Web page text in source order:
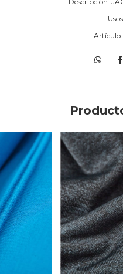
Artículo: